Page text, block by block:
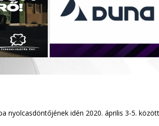
nyolcasdöntőjének idén 2020. április 3-5.